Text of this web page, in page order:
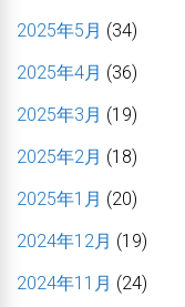
2025年5月 (34)
2025年4月 (36)
2025年3月 (19)
2025年2月 (18)
2025年1月 (20)
2024年12月 (19)
2024年11月 (24)